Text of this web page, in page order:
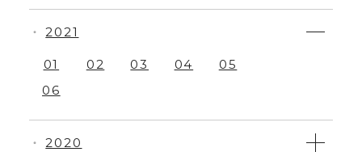
・ 2020
・ 2021
01 02 03 04
05
06